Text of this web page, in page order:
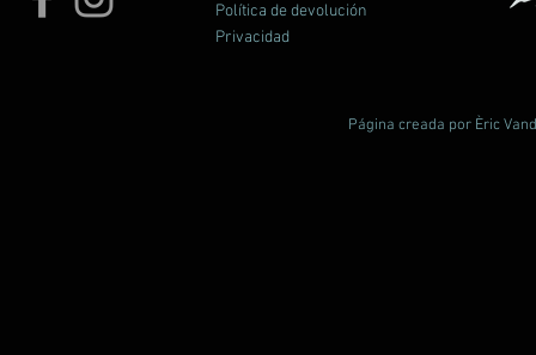
Política de devolución
Privacidad
Página creada por Èric